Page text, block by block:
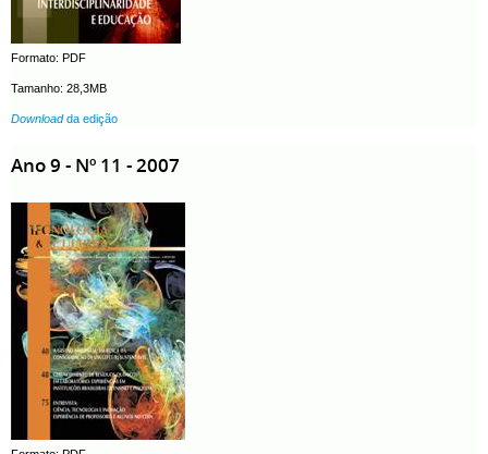
Formato: PDF
Tamanho: 28,3MB
Downloadda edição
Ano 9 - Nº 11 - 2007